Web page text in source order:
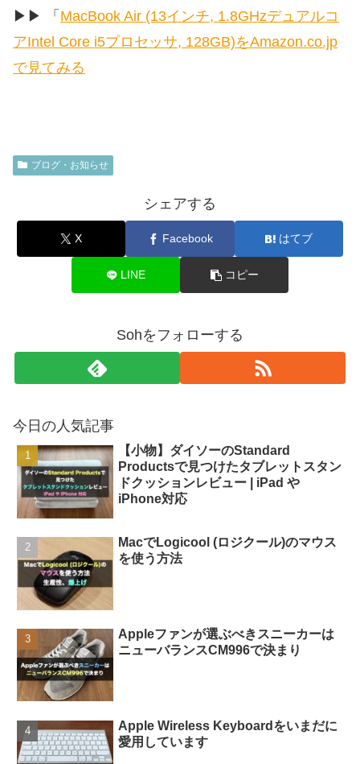
▶︎▶︎
「 MacBook Air (13インチ, 1.8GHzデュアルコ
アIntel Core i5プロセッサ, 128GB)をAmazon.co.jp
で見てみる
ブログ・お知らせ
シェアする
X Facebook はてブ
LINE コピー
Sohをフォローする
今日の人気記事
【小物】ダイソーのStandard
Productsで見つけたタブレットスタン
ドクッションレビュー | iPad や
iPhone対応
MacでLogicool (ロジクール)のマウス
を使う方法
Appleファンが選ぶべきスニーカーは
ニューバランスCM996で決まり
Apple Wireless Keyboardをいまだに
愛用しています